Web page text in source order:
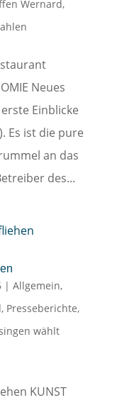
Wernard,
Neues
Einblicke
Es ist die pure
an das
des...
| Allgemein,
, Presseberichte,
wählt
KUNST